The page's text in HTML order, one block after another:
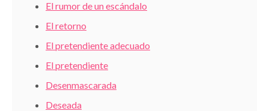
El rumor de un escándalo
El retorno
El pretendiente adecuado
El pretendiente
Desenmascarada
Deseada